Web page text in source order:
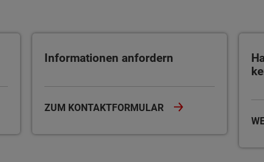
Informationen anfordern
ZUM KONTAKTFORMULAR